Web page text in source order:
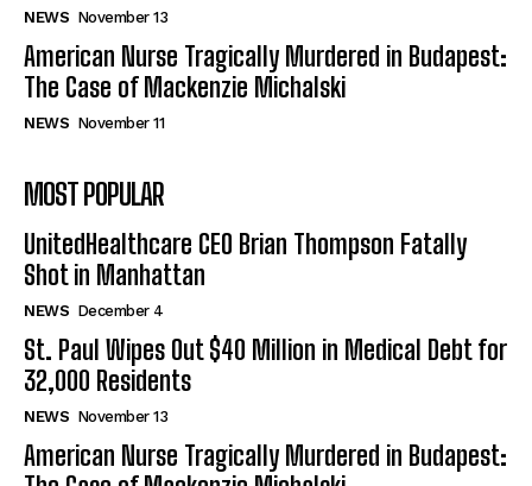
NEWS November 13
American Nurse Tragically Murdered in Budapest:
The Case of Mackenzie Michalski
NEWS November 11
MOST POPULAR
UnitedHealthcare CEO Brian Thompson Fatally
Shot in Manhattan
NEWS December 4
St. Paul Wipes Out $40 Million in Medical Debt for
32,000 Residents
NEWS November 13
American Nurse Tragically Murdered in Budapest: